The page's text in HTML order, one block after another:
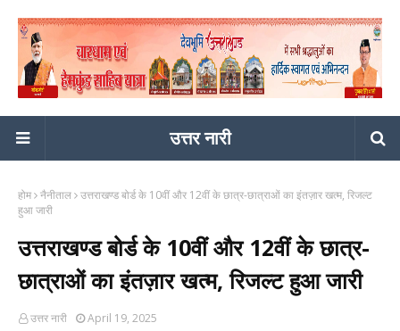
उत्तर नारी
होम नैनीताल उत्तराखण्ड बोर्ड के 10वीं और 12वीं के छात्र-छात्राओं का इंतज़ार खत्म, रिजल्ट
हुआ जारी
उत्तराखण्ड बोर्ड के 10वीं और 12वीं के छात्र-
छात्राओं का इंतज़ार खत्म, रिजल्ट हुआ जारी
उत्तर नारी April 19, 2025